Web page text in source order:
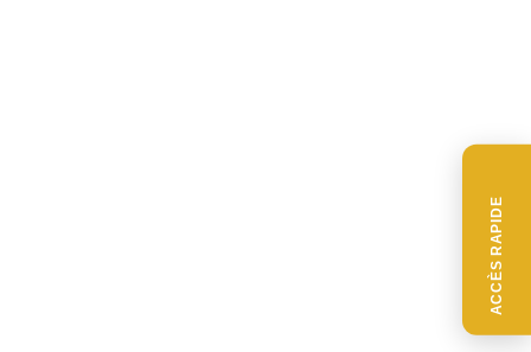
ACCÈS RAPIDE